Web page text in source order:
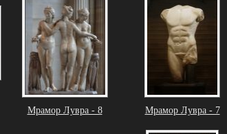
Мрамор Лувра - 8 Мрамор Лувра - 7